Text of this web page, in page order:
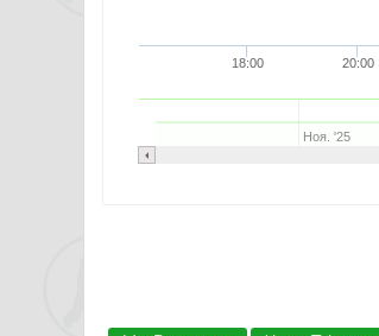
18:00 20:00
Ноя. '25